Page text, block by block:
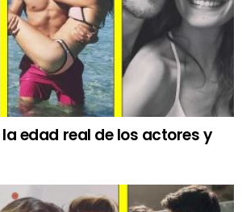
la edad real de los actores y